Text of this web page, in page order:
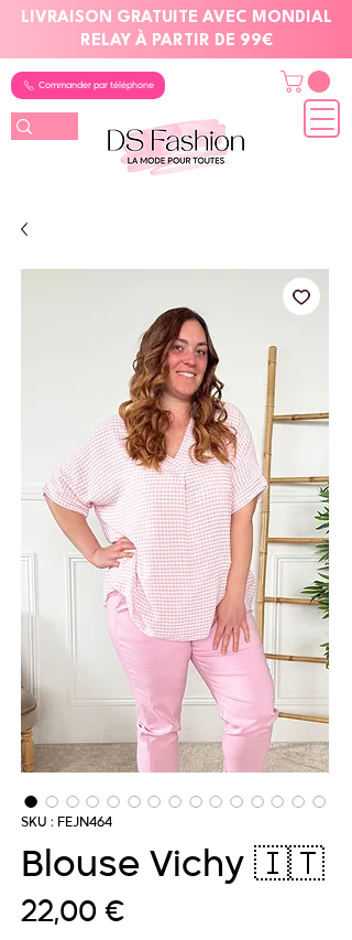
LIVRAISON GRATUITE AVEC MONDIAL
RELAY À PARTIR DE 99€
Commander par téléphone
SKU : FEJN464
Blouse Vichy 🇮🇹
22,00 €Prix